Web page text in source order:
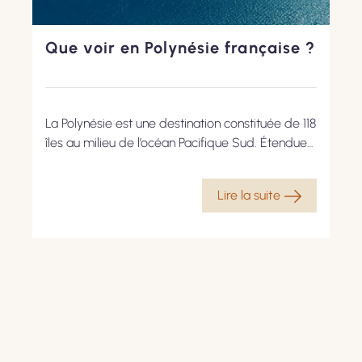
Que voir en Polynésie française ?
La Polynésie est une destination constituée de 118
îles au milieu de l’océan Pacifique Sud. Étendues
et coralliennes se divisent en cinq archipels
distincts. Tous offrent des paysagesLire la suite